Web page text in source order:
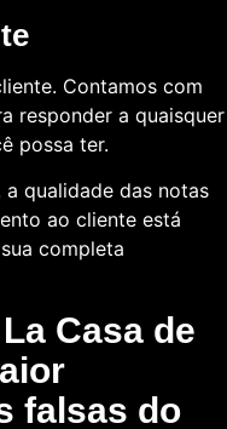
Contamos com
responder a quaisquer
possa ter.
qualidade das notas
ao cliente está
completa
Casa de
falsas do